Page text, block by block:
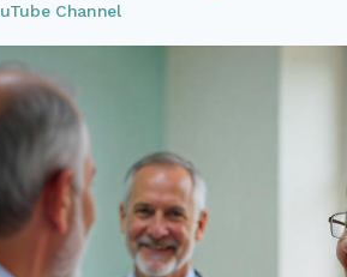
Channel